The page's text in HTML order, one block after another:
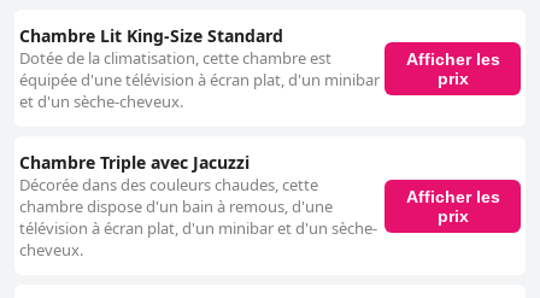
Chambre Lit King-Size Standard
Dotée de la climatisation, cette chambre est
équipée d'une télévision à écran plat, d'un minibar
et d'un sèche-cheveux.
Afficher les
prix
Chambre Triple avec Jacuzzi
Décorée dans des couleurs chaudes, cette
chambre dispose d'un bain à remous, d'une
télévision à écran plat, d'un minibar et d'un sèche-
cheveux.
Afficher les
prix